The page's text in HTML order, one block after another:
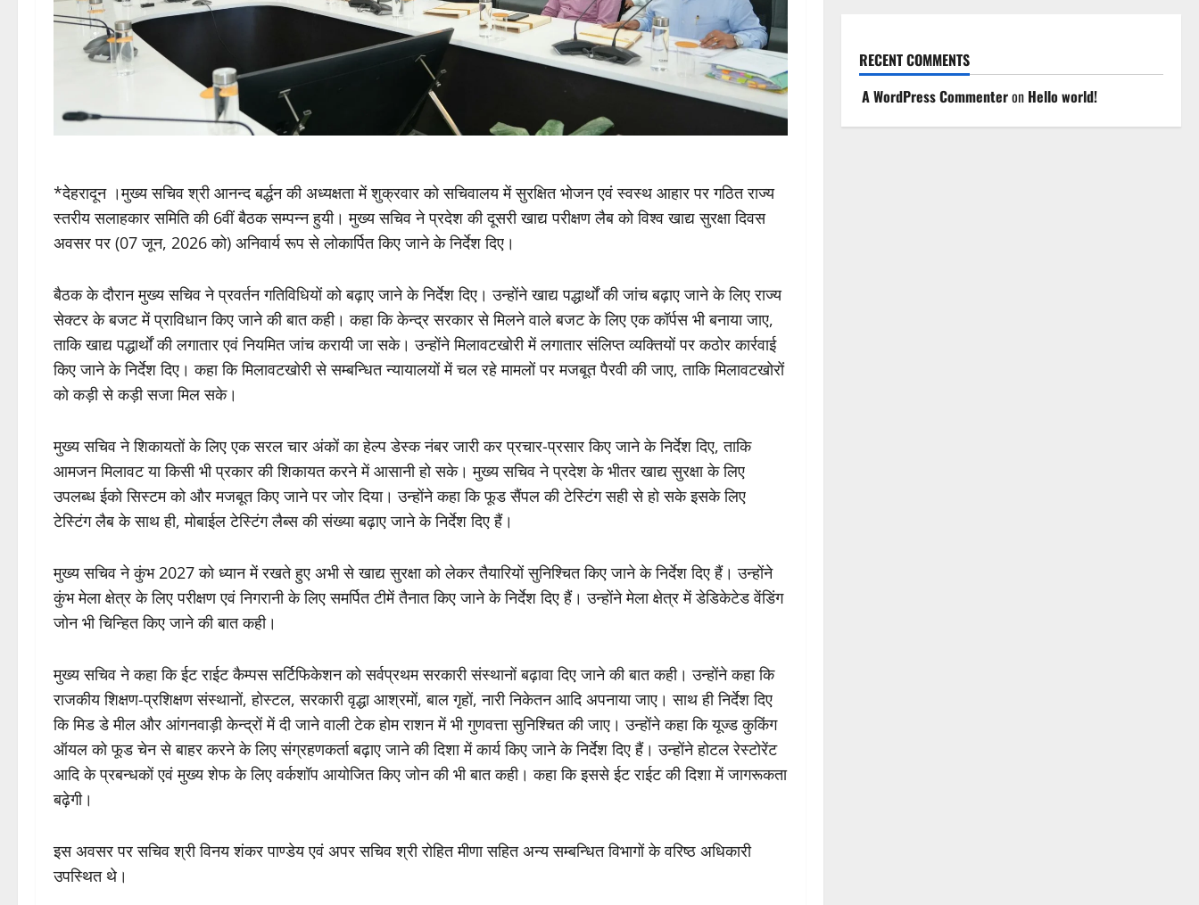
*देहरादून ।मुख्य सचिव श्री आनन्द बर्द्धन की अध्यक्षता में शुक्रवार को सचिवालय में सुरक्षित भोजन एवं स्वस्थ आहार पर गठित राज्य
स्तरीय सलाहकार समिति की 6वीं बैठक सम्पन्न हुयी। मुख्य सचिव ने प्रदेश की दूसरी खाद्य परीक्षण लैब को विश्व खाद्य सुरक्षा दिवस
अवसर पर (07 जून, 2026 को) अनिवार्य रूप से लोकार्पित किए जाने के निर्देश दिए।
बैठक के दौरान मुख्य सचिव ने प्रवर्तन गतिविधियों को बढ़ाए जाने के निर्देश दिए। उन्होंने खाद्य पद्धार्थों की जांच बढ़ाए जाने के लिए राज्य
सेक्टर के बजट में प्राविधान किए जाने की बात कही। कहा कि केन्द्र सरकार से मिलने वाले बजट के लिए एक कॉर्पस भी बनाया जाए,
ताकि खाद्य पद्धार्थों की लगातार एवं नियमित जांच करायी जा सके। उन्होंने मिलावटखोरी में लगातार संलिप्त व्यक्तियों पर कठोर कार्रवाई
किए जाने के निर्देश दिए। कहा कि मिलावटखोरी से सम्बन्धित न्यायालयों में चल रहे मामलों पर मजबूत पैरवी की जाए, ताकि मिलावटखोरों
को कड़ी से कड़ी सजा मिल सके।
मुख्य सचिव ने शिकायतों के लिए एक सरल चार अंकों का हेल्प डेस्क नंबर जारी कर प्रचार-प्रसार किए जाने के निर्देश दिए, ताकि
आमजन मिलावट या किसी भी प्रकार की शिकायत करने में आसानी हो सके। मुख्य सचिव ने प्रदेश के भीतर खाद्य सुरक्षा के लिए
उपलब्ध ईको सिस्टम को और मजबूत किए जाने पर जोर दिया। उन्होंने कहा कि फूड सैंपल की टेस्टिंग सही से हो सके इसके लिए
टेस्टिंग लैब के साथ ही, मोबाईल टेस्टिंग लैब्स की संख्या बढ़ाए जाने के निर्देश दिए हैं।
मुख्य सचिव ने कुंभ 2027 को ध्यान में रखते हुए अभी से खाद्य सुरक्षा को लेकर तैयारियों सुनिश्चित किए जाने के निर्देश दिए हैं। उन्होंने
कुंभ मेला क्षेत्र के लिए परीक्षण एवं निगरानी के लिए समर्पित टीमें तैनात किए जाने के निर्देश दिए हैं। उन्होंने मेला क्षेत्र में डेडिकेटेड वेंडिंग
जोन भी चिन्हित किए जाने की बात कही।
मुख्य सचिव ने कहा कि ईट राईट कैम्पस सर्टिफिकेशन को सर्वप्रथम सरकारी संस्थानों बढ़ावा दिए जाने की बात कही। उन्होंने कहा कि
राजकीय शिक्षण-प्रशिक्षण संस्थानों, होस्टल, सरकारी वृद्धा आश्रमों, बाल गृहों, नारी निकेतन आदि अपनाया जाए। साथ ही निर्देश दिए
कि मिड डे मील और आंगनवाड़ी केन्द्रों में दी जाने वाली टेक होम राशन में भी गुणवत्ता सुनिश्चित की जाए। उन्होंने कहा कि यूज्ड कुकिंग
ऑयल को फूड चेन से बाहर करने के लिए संग्रहणकर्ता बढ़ाए जाने की दिशा में कार्य किए जाने के निर्देश दिए हैं। उन्होंने होटल रेस्टोरेंट
आदि के प्रबन्धकों एवं मुख्य शेफ के लिए वर्कशॉप आयोजित किए जोन की भी बात कही। कहा कि इससे ईट राईट की दिशा में जागरूकता
बढ़ेगी।
इस अवसर पर सचिव श्री विनय शंकर पाण्डेय एवं अपर सचिव श्री रोहित मीणा सहित अन्य सम्बन्धित विभागों के वरिष्ठ अधिकारी
उपस्थित थे।
RECENT COMMENTS
A WordPress Commenteron Hello world!